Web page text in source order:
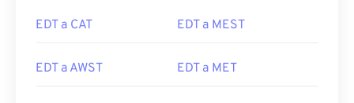
EDT a CAT EDT a MEST
EDT a AWST EDT a MET